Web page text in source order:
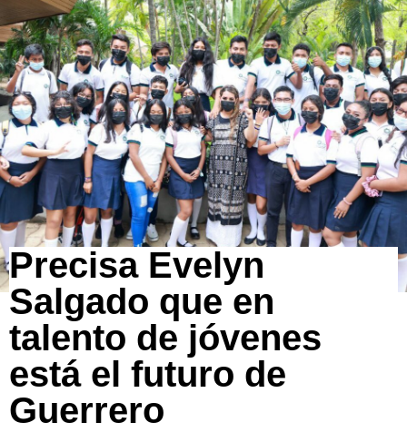
Precisa Evelyn
Salgado que en
talento de jóvenes
está el futuro de
Guerrero